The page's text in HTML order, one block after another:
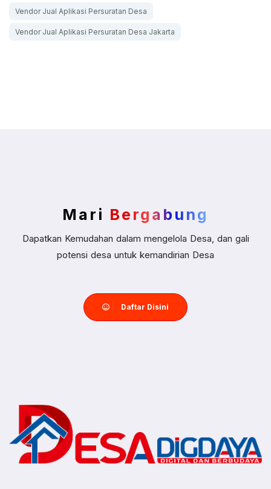
Vendor Jual Aplikasi Persuratan Desa
Vendor Jual Aplikasi Persuratan Desa Jakarta
Mari Bergabung
Dapatkan Kemudahan dalam mengelola Desa, dan gali
potensi desa untuk kemandirian Desa
Daftar Disini